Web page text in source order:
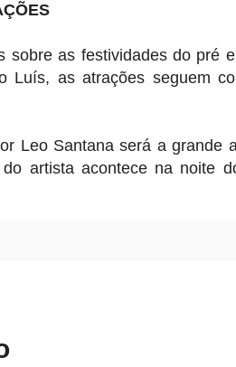
sobre as festividades do pré
Luís, as atrações seguem
Leo Santana será a grande
artista acontece na noite